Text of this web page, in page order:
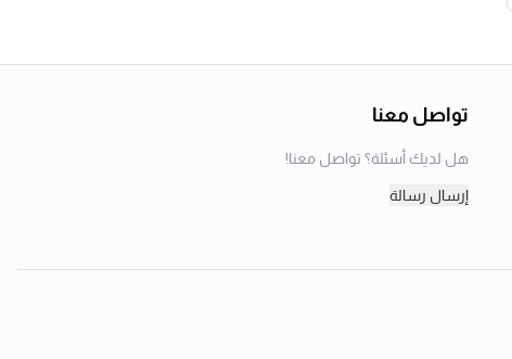
تواصل معنا
هل لديك أسئلة؟ تواصل معنا!
إرسال رسالة